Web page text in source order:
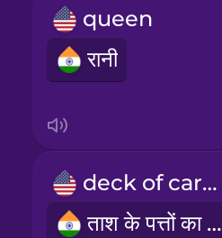
queen
रानी
deck of cards
ताश के पत्तों का डेक